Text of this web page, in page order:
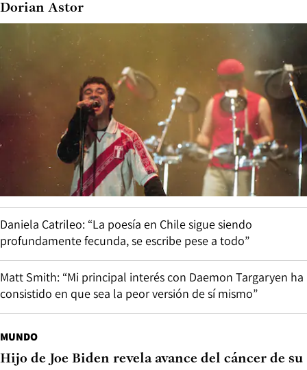
Dorian Astor
Daniela Catrileo: “La poesía en Chile sigue siendo
profundamente fecunda, se escribe pese a todo”
Matt Smith: “Mi principal interés con Daemon Targaryen ha
consistido en que sea la peor versión de sí mismo”
MUNDO
Hijo de Joe Biden revela avance del cáncer de su